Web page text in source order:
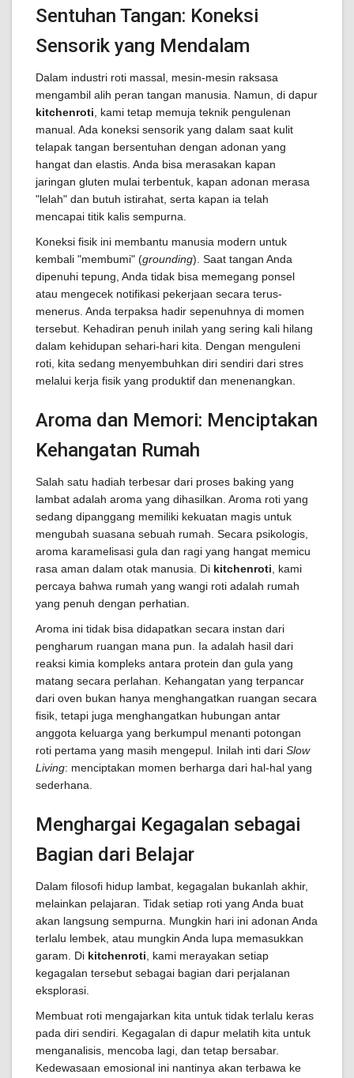
Sentuhan Tangan: Koneksi
Sensorik yang Mendalam
Dalam industri roti massal, mesin-mesin raksasa
mengambil alih peran tangan manusia. Namun, di dapur
kitchenroti , kami tetap memuja teknik pengulenan
manual. Ada koneksi sensorik yang dalam saat kulit
telapak tangan bersentuhan dengan adonan yang
hangat dan elastis. Anda bisa merasakan kapan
jaringan gluten mulai terbentuk, kapan adonan merasa
"lelah" dan butuh istirahat, serta kapan ia telah
mencapai titik kalis sempurna.
Koneksi fisik ini membantu manusia modern untuk
kembali "membumi" (grounding). Saat tangan Anda
dipenuhi tepung, Anda tidak bisa memegang ponsel
atau mengecek notifikasi pekerjaan secara terus-
menerus. Anda terpaksa hadir sepenuhnya di momen
tersebut. Kehadiran penuh inilah yang sering kali hilang
dalam kehidupan sehari-hari kita. Dengan menguleni
roti, kita sedang menyembuhkan diri sendiri dari stres
melalui kerja fisik yang produktif dan menenangkan.
Aroma dan Memori: Menciptakan
Kehangatan Rumah
Salah satu hadiah terbesar dari proses baking yang
lambat adalah aroma yang dihasilkan. Aroma roti yang
sedang dipanggang memiliki kekuatan magis untuk
mengubah suasana sebuah rumah. Secara psikologis,
aroma karamelisasi gula dan ragi yang hangat memicu
rasa aman dalam otak manusia. Di kitchenroti , kami
percaya bahwa rumah yang wangi roti adalah rumah
yang penuh dengan perhatian.
Aroma ini tidak bisa didapatkan secara instan dari
pengharum ruangan mana pun. Ia adalah hasil dari
reaksi kimia kompleks antara protein dan gula yang
matang secara perlahan. Kehangatan yang terpancar
dari oven bukan hanya menghangatkan ruangan secara
fisik, tetapi juga menghangatkan hubungan antar
anggota keluarga yang berkumpul menanti potongan
roti pertama yang masih mengepul. Inilah inti dari Slow
Living: menciptakan momen berharga dari hal-hal yang
sederhana.
Menghargai Kegagalan sebagai
Bagian dari Belajar
Dalam filosofi hidup lambat, kegagalan bukanlah akhir,
melainkan pelajaran. Tidak setiap roti yang Anda buat
akan langsung sempurna. Mungkin hari ini adonan Anda
terlalu lembek, atau mungkin Anda lupa memasukkan
garam. Di kitchenroti , kami merayakan setiap
kegagalan tersebut sebagai bagian dari perjalanan
eksplorasi.
Membuat roti mengajarkan kita untuk tidak terlalu keras
pada diri sendiri. Kegagalan di dapur melatih kita untuk
menganalisis, mencoba lagi, dan tetap bersabar.
Kedewasaan emosional ini nantinya akan terbawa ke